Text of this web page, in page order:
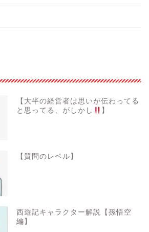
【大半の経営者は思いが伝わってる
と思ってる、がしかし
】
【質問のレベル】
西遊記キャラクター解説【孫悟空
編】